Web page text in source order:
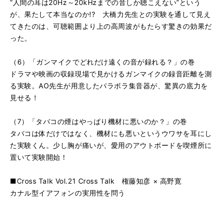
“人間の耳は20Hz～20kHzまでの音しか聴こえない”という
が、果たして本当なのか!? 大橋力先生との実験を通して見え
てきたのは、可聴範囲より上の高周波がもたらす驚きの効果だ
った。
（6）「ガンマイクでどれだけ遠くの音が録れる？」の巻
ドラマや映画の収録現場で見かけるガンマイクの録音距離を測
る実験。AO先生が用意したパラボラ集音器が、驚異の底力を
見せる！
（7）「タバコの煙はやっぱり機材に悪いのか？」の巻
タバコは体だけではなく、機材にも悪いというウワサを耳にし
た実験くん。少し胸が痛いが、愛用のアウトボードを喫煙所に
置いて実験開始！
■Cross Talk Vol.21 Cross Talk 権藤知彦 × 高野寛
カナル型イアフォンの実用性を問う